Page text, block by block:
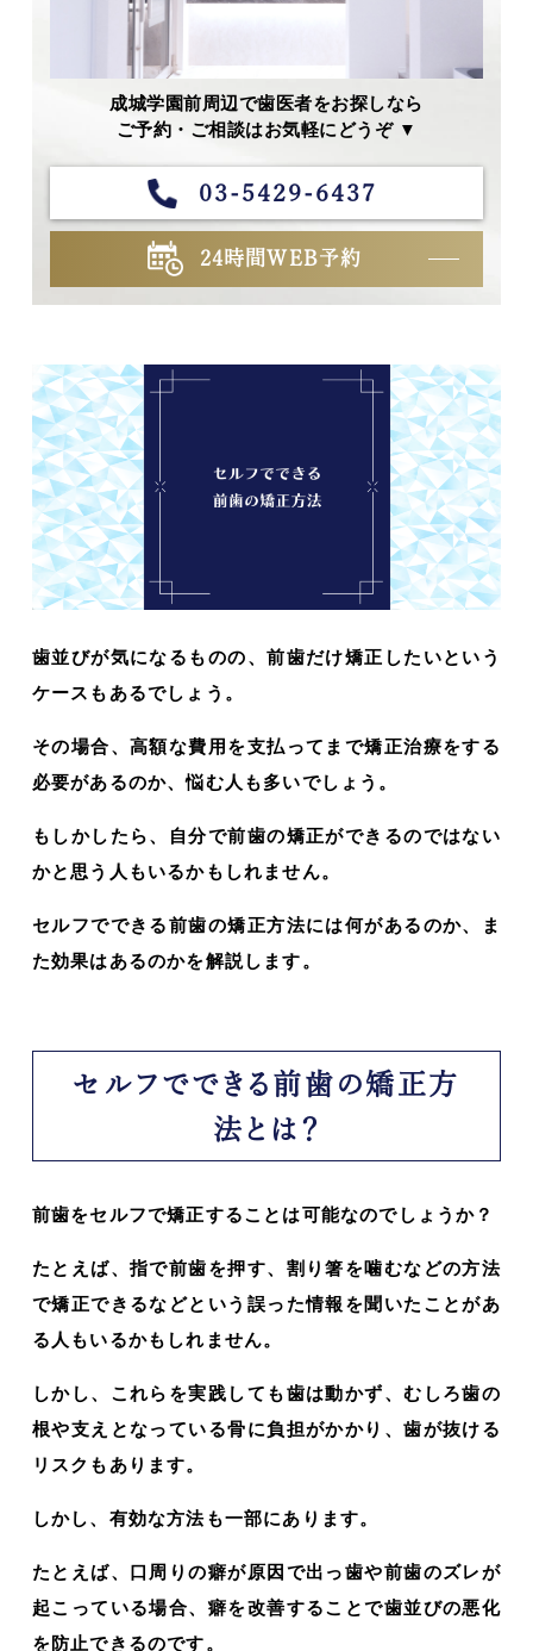
成城学園前周辺で歯医者をお探しなら
ご予約・ご相談はお気軽にどうぞ ▼
03-5429-6437
24時間WEB予約
歯並びが気になるものの、前歯だけ矯正したいという
ケースもあるでしょう。
その場合、高額な費用を支払ってまで矯正治療をする
必要があるのか、悩む人も多いでしょう。
もしかしたら、自分で前歯の矯正ができるのではない
かと思う人もいるかもしれません。
セルフでできる前歯の矯正方法には何があるのか、ま
た効果はあるのかを解説します。
セルフでできる前歯の矯正方
法とは？
前歯をセルフで矯正することは可能なのでしょうか？
たとえば、指で前歯を押す、割り箸を噛むなどの方法
で矯正できるなどという誤った情報を聞いたことがあ
る人もいるかもしれません。
しかし、これらを実践しても歯は動かず、むしろ歯の
根や支えとなっている骨に負担がかかり、歯が抜ける
リスクもあります。
しかし、有効な方法も一部にあります。
たとえば、口周りの癖が原因で出っ歯や前歯のズレが
起こっている場合、癖を改善することで歯並びの悪化
を防止できるのです。